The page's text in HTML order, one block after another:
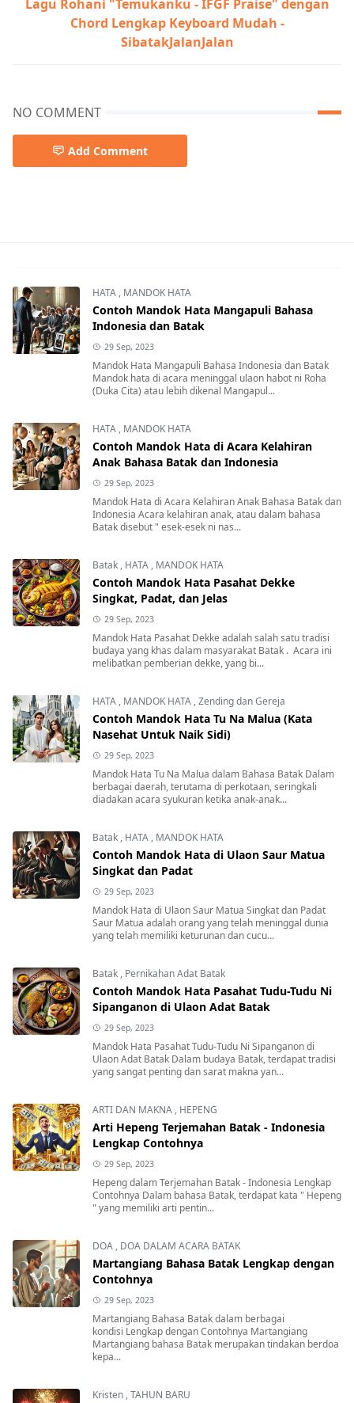
Lagu Rohani "Temukanku - IFGF Praise" dengan
Chord Lengkap Keyboard Mudah -
SibatakJalanJalan
NO COMMENT
Add Comment
HATA , MANDOK HATA
Contoh Mandok Hata Mangapuli Bahasa
Indonesia dan Batak
29 Sep, 2023
Mandok Hata Mangapuli Bahasa Indonesia dan Batak
Mandok hata di acara meninggal ulaon habot ni Roha
(Duka Cita) atau lebih dikenal Mangapul...
HATA , MANDOK HATA
Contoh Mandok Hata di Acara Kelahiran
Anak Bahasa Batak dan Indonesia
29 Sep, 2023
Mandok Hata di Acara Kelahiran Anak Bahasa Batak dan
Indonesia Acara kelahiran anak, atau dalam bahasa
Batak disebut " esek-esek ni nas...
Batak , HATA , MANDOK HATA
Contoh Mandok Hata Pasahat Dekke
Singkat, Padat, dan Jelas
29 Sep, 2023
Mandok Hata Pasahat Dekke adalah salah satu tradisi
budaya yang khas dalam masyarakat Batak . Acara ini
melibatkan pemberian dekke, yang bi...
HATA , MANDOK HATA ,Zending dan Gereja
Contoh Mandok Hata Tu Na Malua (Kata
Nasehat Untuk Naik Sidi)
29 Sep, 2023
Mandok Hata Tu Na Malua dalam Bahasa Batak Dalam
berbagai daerah, terutama di perkotaan, seringkali
diadakan acara syukuran ketika anak-anak...
Batak , HATA , MANDOK HATA
Contoh Mandok Hata di Ulaon Saur Matua
Singkat dan Padat
29 Sep, 2023
Mandok Hata di Ulaon Saur Matua Singkat dan Padat
Saur Matua adalah orang yang telah meninggal dunia
yang telah memiliki keturunan dan cucu...
Batak , Pernikahan Adat Batak
Contoh Mandok Hata Pasahat Tudu-Tudu Ni
Sipanganon di Ulaon Adat Batak
29 Sep, 2023
Mandok Hata Pasahat Tudu-Tudu Ni Sipanganon di
Ulaon Adat Batak Dalam budaya Batak, terdapat tradisi
yang sangat penting dan sarat makna yan...
ARTI DAN MAKNA , HEPENG
Arti Hepeng Terjemahan Batak - Indonesia
Lengkap Contohnya
29 Sep, 2023
Hepeng dalam Terjemahan Batak - Indonesia Lengkap
Contohnya Dalam bahasa Batak, terdapat kata " Hepeng
" yang memiliki arti pentin...
DOA , DOA DALAM ACARA BATAK
Martangiang Bahasa Batak Lengkap dengan
Contohnya
29 Sep, 2023
Martangiang Bahasa Batak dalam berbagai
kondisi Lengkap dengan Contohnya Martangiang
Martangiang bahasa Batak merupakan tindakan berdoa
kepa...
Kristen ,TAHUN BARU